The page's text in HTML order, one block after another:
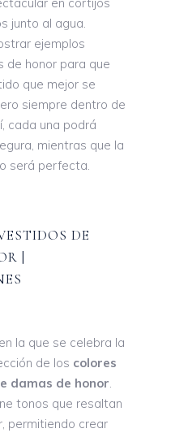
en cortijos
junto al agua.
ejemplos
de honor para que
que mejor se
siempre dentro de
cada una podrá
mientras que la
será perfecta.
DE
|
la que se celebra la
de los colores
damas de honor.
tonos que resaltan
permitiendo crear